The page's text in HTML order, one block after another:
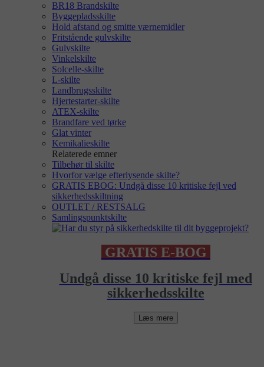
BR18 Brandskilte
Byggepladsskilte
Hold afstand og smitte værnemidler
Fritstående gulvskilte
Gulvskilte
Vinkelskilte
Solcelle-skilte
L-skilte
Landbrugsskilte
Hjertestarter-skilte
ATEX-skilte
Brandfare ved tørke
Glat vinter
Kemikalieskilte
Relaterede emner
Tilbehør til skilte
Hvorfor vælge efterlysende skilte?
GRATIS EBOG: Undgå disse 10 kritiske fejl ved
sikkerhedsskiltning
OUTLET / RESTSALG
Samlingspunktskilte
GRATIS E-BOG
Undgå disse 10 kritiske fejl med
sikkerhedsskilte
Læs mere